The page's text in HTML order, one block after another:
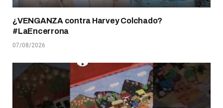
¿VENGANZA contra Harvey Colchado?
#LaEncerrona
07/08/2026